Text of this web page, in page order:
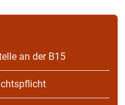
an der B15